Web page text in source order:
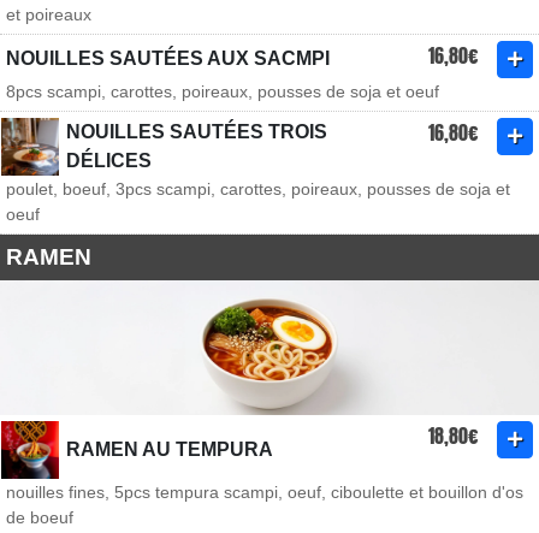
et poireaux
NOUILLES SAUTÉES AUX SACMPI 16,80€
8pcs scampi, carottes, poireaux, pousses de soja et oeuf
NOUILLES SAUTÉES TROIS
DÉLICES
16,80€
poulet, boeuf, 3pcs scampi, carottes, poireaux, pousses de soja et
oeuf
RAMEN
RAMEN AU TEMPURA 18,80€
nouilles fines, 5pcs tempura scampi, oeuf, ciboulette et bouillon d'os
de boeuf